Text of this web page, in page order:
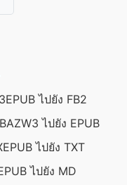
EPUB ไปยัง FB2
AZW3 ไปยัง EPUB
EPUB ไปยัง TXT
ไปยัง MD